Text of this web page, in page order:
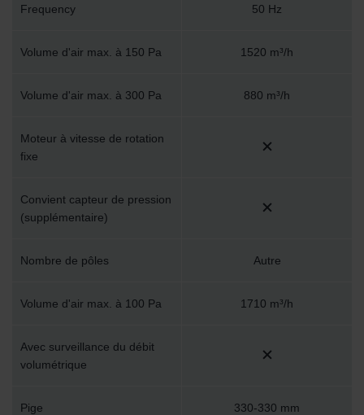
Frequency 50 Hz
Volume d'air max. à 150 Pa 1520 m³/h
Volume d'air max. à 300 Pa 880 m³/h
Moteur à vitesse de rotation
fixe
Convient capteur de pression
(supplémentaire)
Nombre de pôles Autre
Volume d'air max. à 100 Pa 1710 m³/h
Avec surveillance du débit
volumétrique
Pige 330-330 mm